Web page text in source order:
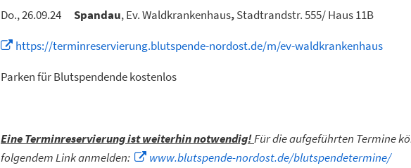
Do., 26.09.24 Spandau, Ev. Waldkrankenhaus,Stadtrandstr. 555/ Haus 11B
https://terminreservierung.blutspende-nordost.de/m/ev-waldkrankenhaus
Parken für Blutspendende kostenlos
Eine Terminreservierung ist weiterhin notwendig!Für die aufgeführten Termine
folgendem Link anmelden:
www.blutspende-nordost.de/blutspendetermine/